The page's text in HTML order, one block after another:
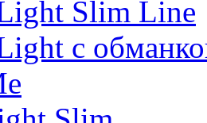
Slim Line
с